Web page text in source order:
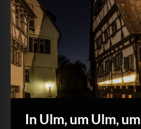
In Ulm, um Ulm,